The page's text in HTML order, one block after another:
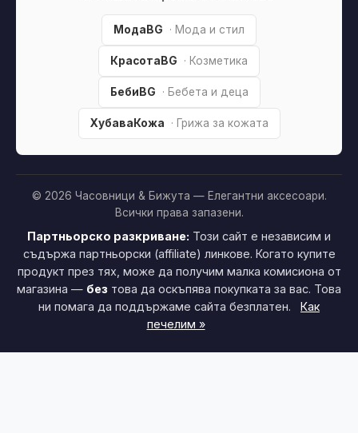
МодаBG · Мода и стил
КрасотаBG · Козметика
БебиBG · Бебета и деца
ХубаваКожа · Грижа за кожата
© 2026 Часовници & Бижута — Елегантни аксесоари.
Всички права запазени.
Партньорско разкриване: Този сайт е независим и
съдържа партньорски (affiliate) линкове. Когато купите
продукт през тях, може да получим малка комисиона от
магазина — без това да оскъпява покупката за вас. Това
ни помага да поддържаме сайта безплатен.
Как
печелим »